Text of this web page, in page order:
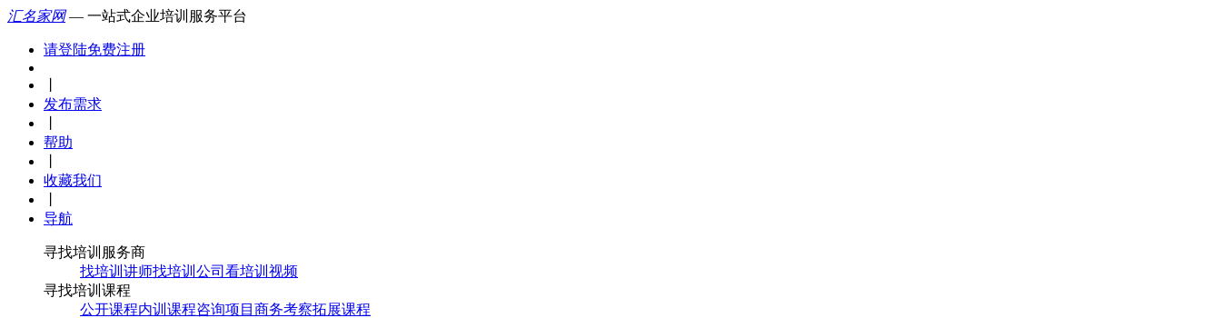
汇名家网— 一站式企业培训服务平台
请登陆免费注册
发布需求
帮助
收藏我们
导航
寻找培训服务商
找培训讲师找培训公司 看培训视频
寻找培训课程
公开课程内训课程咨询项目 商务考察拓展课程